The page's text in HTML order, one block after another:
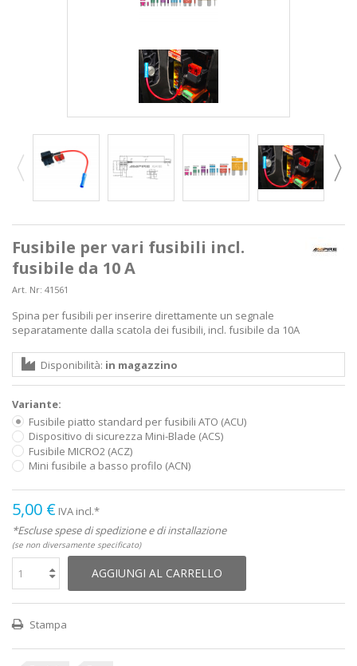
Fusibile per vari fusibili incl.
fusibile da 10 A
Art. Nr: 41561
Spina per fusibili per inserire direttamente un segnale
separatamente dalla scatola dei fusibili, incl. fusibile da 10A
Disponibilità: in magazzino
Variante:
Fusibile piatto standard per fusibili ATO (ACU)
Dispositivo di sicurezza Mini-Blade (ACS)
Fusibile MICRO2 (ACZ)
Mini fusibile a basso profilo (ACN)
5,00 € IVA incl.*
*Escluse spese di spedizione e di installazione
(se non diversamente specificato)
AGGIUNGI AL CARRELLO
Stampa